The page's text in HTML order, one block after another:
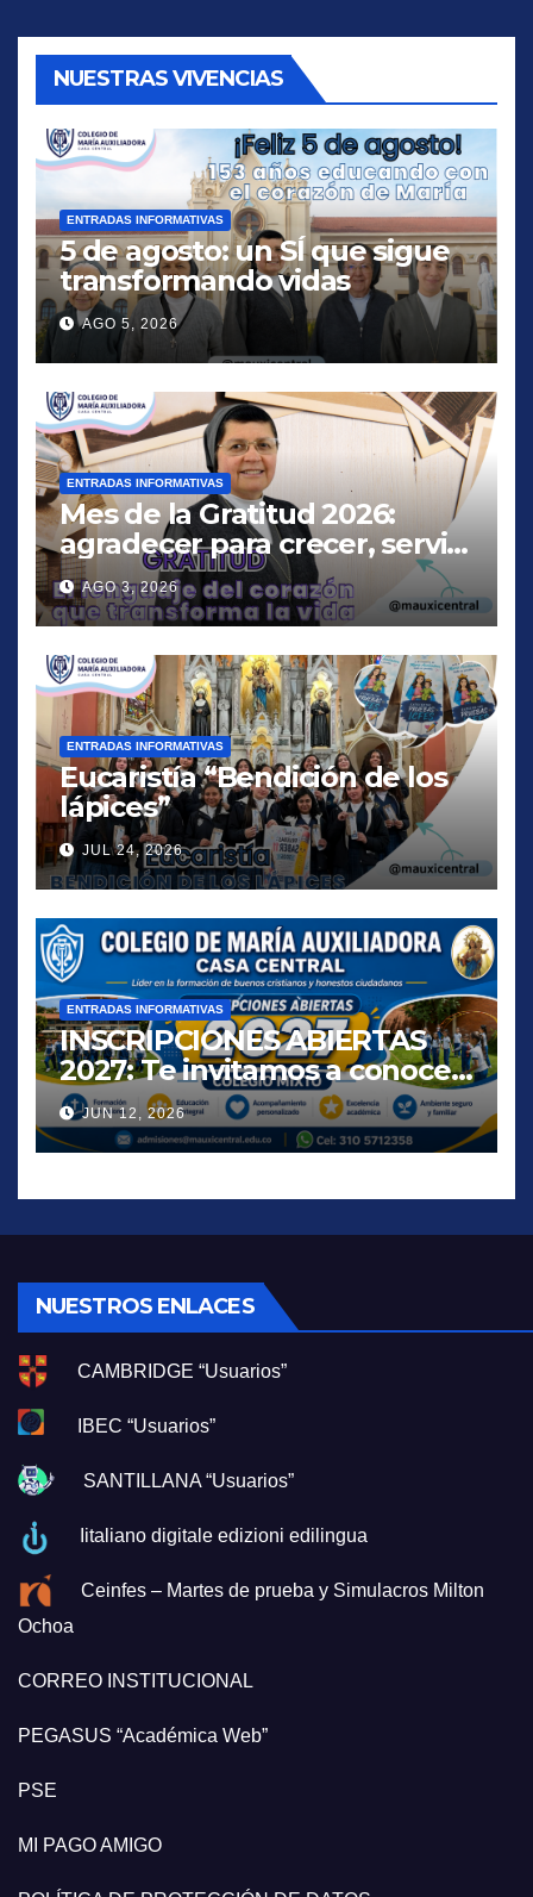
NUESTRAS VIVENCIAS
ENTRADAS INFORMATIVAS
5 de agosto: un SÍ que sigue
transformando vidas
AGO 5, 2026
ENTRADAS INFORMATIVAS
Mes de la Gratitud 2026:
agradecer para crecer, servir
y amar
AGO 3, 2026
ENTRADAS INFORMATIVAS
Eucaristía “Bendición de los
lápices”
JUL 24, 2026
ENTRADAS INFORMATIVAS
INSCRIPCIONES ABIERTAS
2027: Te invitamos a conocer
una propuesta educativa que
inspira, acompaña y
transforma vidas.
JUN 12, 2026
NUESTROS ENLACES
CAMBRIDGE “Usuarios”
IBEC “Usuarios”
SANTILLANA “Usuarios”
Iitaliano digitale edizioni edilingua
Ceinfes – Martes de prueba y Simulacros Milton
Ochoa
CORREO INSTITUCIONAL
PEGASUS “Académica Web”
PSE
MI PAGO AMIGO